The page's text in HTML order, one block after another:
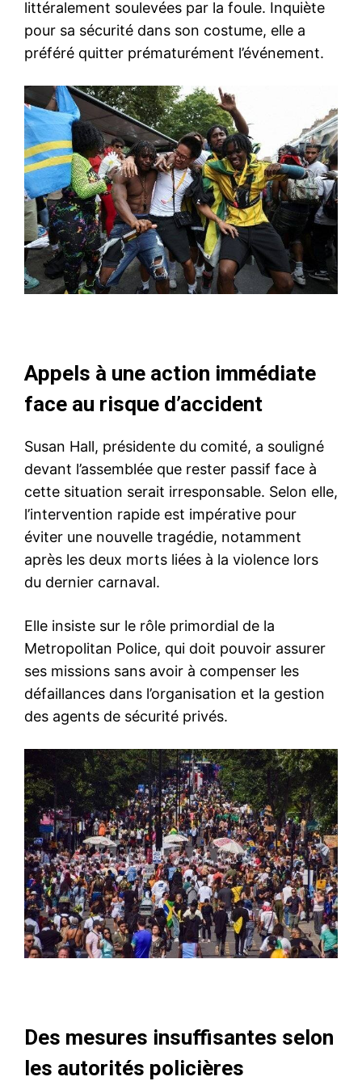
littéralement soulevées par la foule. Inquiète
pour sa sécurité dans son costume, elle a
préféré quitter prématurément l’événement.
Appels à une action immédiate
face au risque d’accident
Susan Hall, présidente du comité, a souligné
devant l’assemblée que rester passif face à
cette situation serait irresponsable. Selon elle,
l’intervention rapide est impérative pour
éviter une nouvelle tragédie, notamment
après les deux morts liées à la violence lors
du dernier carnaval.
Elle insiste sur le rôle primordial de la
Metropolitan Police, qui doit pouvoir assurer
ses missions sans avoir à compenser les
défaillances dans l’organisation et la gestion
des agents de sécurité privés.
Des mesures insuffisantes selon
les autorités policières